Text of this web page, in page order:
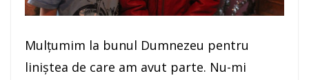
Mulţumim la bunul Dumnezeu pentru
liniştea de care am avut parte. Nu-mi